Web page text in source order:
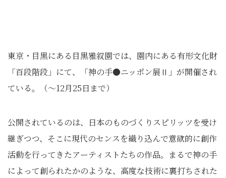
東京・目黒にある目黒雅叙園では、園内にある有形文化財
「百段階段」にて、「神の手●ニッポン展Ⅱ」が開催され
ている。（～12月25日まで）
公開されているのは、日本のものづくりスピリッツを受け
継ぎつつ、そこに現代のセンスを織り込んで意欲的に創作
活動を行ってきたアーティストたちの作品。まるで神の手
によって創られたかのような、高度な技術に裏打ちされた